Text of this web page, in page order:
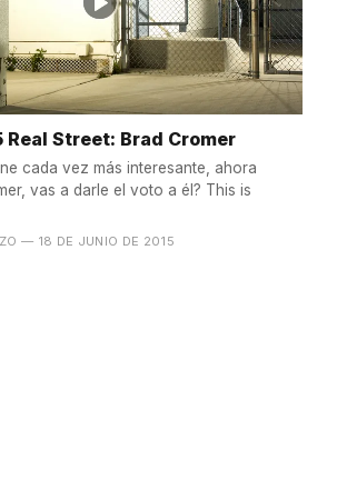
Real Street: Brad Cromer
cada vez más interesante, ahora
vas a darle el voto a él? This is
— 18 DE JUNIO DE 2015